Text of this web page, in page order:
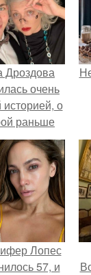
Дроздова
очень
историей, о
раньше
говорила.
Лопес
57, и